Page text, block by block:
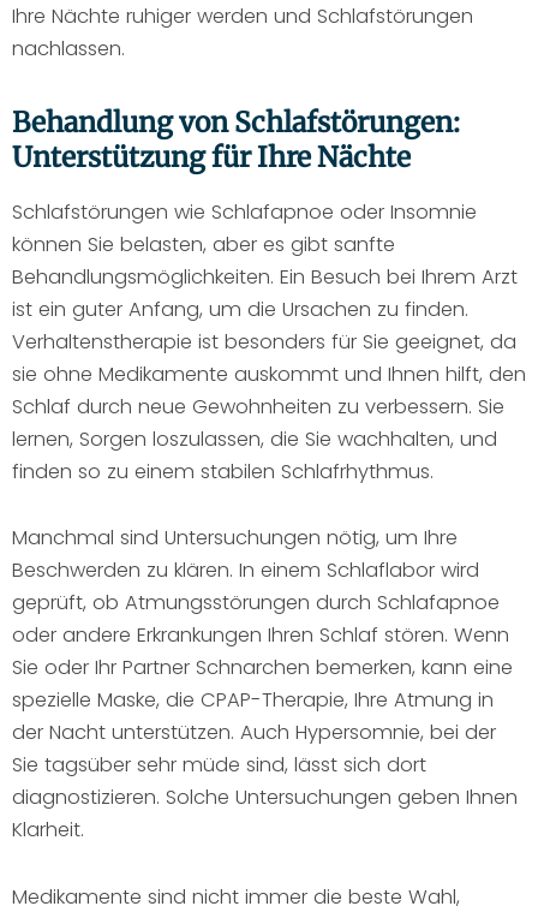
Ihre Nächte ruhiger werden und Schlafstörungen
nachlassen.
Behandlung von Schlafstörungen:
Unterstützung für Ihre Nächte
Schlafstörungen wie Schlafapnoe oder Insomnie
können Sie belasten, aber es gibt sanfte
Behandlungsmöglichkeiten. Ein Besuch bei Ihrem Arzt
ist ein guter Anfang, um die Ursachen zu finden.
Verhaltenstherapie ist besonders für Sie geeignet, da
sie ohne Medikamente auskommt und Ihnen hilft, den
Schlaf durch neue Gewohnheiten zu verbessern. Sie
lernen, Sorgen loszulassen, die Sie wachhalten, und
finden so zu einem stabilen Schlafrhythmus.
Manchmal sind Untersuchungen nötig, um Ihre
Beschwerden zu klären. In einem Schlaflabor wird
geprüft, ob Atmungsstörungen durch Schlafapnoe
oder andere Erkrankungen Ihren Schlaf stören. Wenn
Sie oder Ihr Partner Schnarchen bemerken, kann eine
spezielle Maske, die CPAP-Therapie, Ihre Atmung in
der Nacht unterstützen. Auch Hypersomnie, bei der
Sie tagsüber sehr müde sind, lässt sich dort
diagnostizieren. Solche Untersuchungen geben Ihnen
Klarheit.
Medikamente sind nicht immer die beste Wahl,